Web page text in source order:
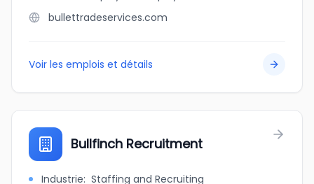
bullettradeservices.com
Voir les emplois et détails
Bullfinch Recruitment
Industrie: Staffing and Recruiting